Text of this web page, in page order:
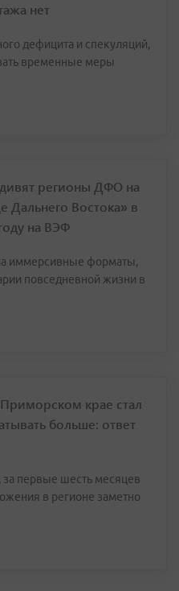
нет
дефицита и спекуляций,
временные меры
регионы ДФО на
Дальнего Востока» в
на ВЭФ
иммерсивные форматы,
повседневной жизни в
крае стал
больше: ответ
первые шесть месяцев
в регионе заметно